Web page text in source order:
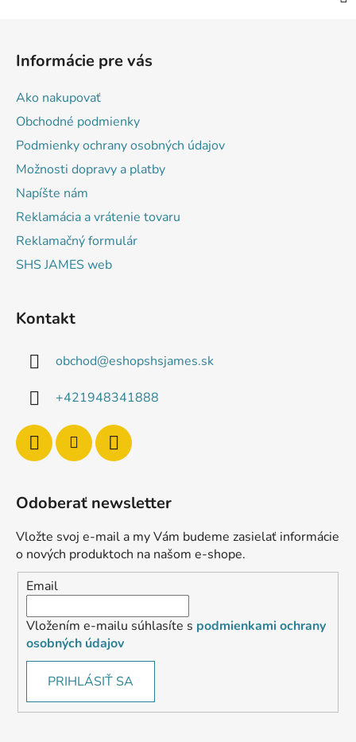
Informácie pre vás
Ako nakupovať
Obchodné podmienky
Podmienky ochrany osobných údajov
Možnosti dopravy a platby
Napíšte nám
Reklamácia a vrátenie tovaru
Reklamačný formulár
SHS JAMES web
Kontakt
obchod@eshopshsjames.sk
+421948341888
Odoberať newsletter
Vložte svoj e-mail a my Vám budeme zasielať informácie
o nových produktoch na našom e-shope.
Email
Vložením e-mailu súhlasíte s podmienkami ochrany
osobných údajov
PRIHLÁSIŤ SA